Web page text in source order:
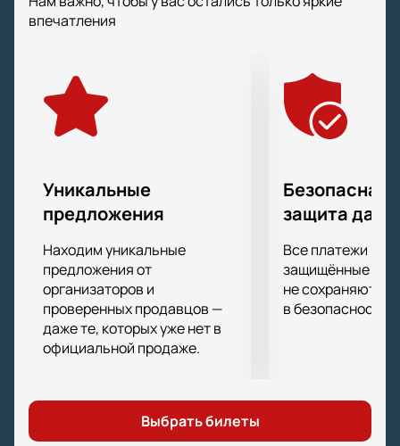
художественного оформления.
Захватывающий живой сюжет, легкий слог,
пристально следить за развитием событий,
позабыв обо всем на свете.
Работу режиссера и актерской труппы высоко
оценили многие театральные критики и эксперты.
собственное мнение!
впечатления
Уникальные
предложения
Находим уникальные
предложения от
организаторов и
проверенных продавцов —
даже те, которых уже нет в
официальной продаже.
Безопасная
защита
Все платежи
защищённые
не сохраняются
в безопасности.
Выбрать билеты